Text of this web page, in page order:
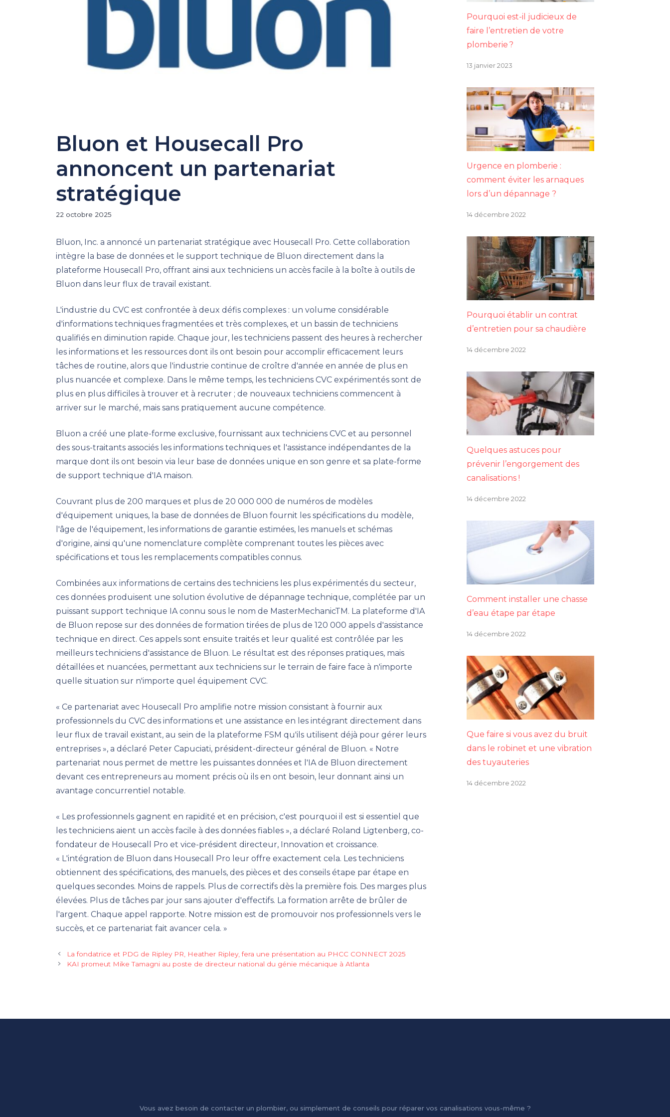
Bluon et Housecall Pro
annoncent un partenariat
stratégique
22 octobre 2025
Bluon, Inc. a annoncé un partenariat stratégique avec Housecall Pro. Cette collaboration
intègre la base de données et le support technique de Bluon directement dans la
plateforme Housecall Pro, offrant ainsi aux techniciens un accès facile à la boîte à outils de
Bluon dans leur flux de travail existant.
L'industrie du CVC est confrontée à deux défis complexes : un volume considérable
d'informations techniques fragmentées et très complexes, et un bassin de techniciens
qualifiés en diminution rapide. Chaque jour, les techniciens passent des heures à rechercher
les informations et les ressources dont ils ont besoin pour accomplir efficacement leurs
tâches de routine, alors que l'industrie continue de croître d'année en année de plus en
plus nuancée et complexe. Dans le même temps, les techniciens CVC expérimentés sont de
plus en plus difficiles à trouver et à recruter ; de nouveaux techniciens commencent à
arriver sur le marché, mais sans pratiquement aucune compétence.
Bluon a créé une plate-forme exclusive, fournissant aux techniciens CVC et au personnel
des sous-traitants associés les informations techniques et l'assistance indépendantes de la
marque dont ils ont besoin via leur base de données unique en son genre et sa plate-forme
de support technique d'IA maison.
Couvrant plus de 200 marques et plus de 20 000 000 de numéros de modèles
d'équipement uniques, la base de données de Bluon fournit les spécifications du modèle,
l'âge de l'équipement, les informations de garantie estimées, les manuels et schémas
d'origine, ainsi qu'une nomenclature complète comprenant toutes les pièces avec
spécifications et tous les remplacements compatibles connus.
Combinées aux informations de certains des techniciens les plus expérimentés du secteur,
ces données produisent une solution évolutive de dépannage technique, complétée par un
puissant support technique IA connu sous le nom de MasterMechanicTM. La plateforme d'IA
de Bluon repose sur des données de formation tirées de plus de 120 000 appels d'assistance
technique en direct. Ces appels sont ensuite traités et leur qualité est contrôlée par les
meilleurs techniciens d'assistance de Bluon. Le résultat est des réponses pratiques, mais
détaillées et nuancées, permettant aux techniciens sur le terrain de faire face à n'importe
quelle situation sur n'importe quel équipement CVC.
« Ce partenariat avec Housecall Pro amplifie notre mission consistant à fournir aux
professionnels du CVC des informations et une assistance en les intégrant directement dans
leur flux de travail existant, au sein de la plateforme FSM qu'ils utilisent déjà pour gérer leurs
entreprises », a déclaré Peter Capuciati, président-directeur général de Bluon. « Notre
partenariat nous permet de mettre les puissantes données et l'IA de Bluon directement
devant ces entrepreneurs au moment précis où ils en ont besoin, leur donnant ainsi un
avantage concurrentiel notable.
« Les professionnels gagnent en rapidité et en précision, c'est pourquoi il est si essentiel que
les techniciens aient un accès facile à des données fiables », a déclaré Roland Ligtenberg, co-
fondateur de Housecall Pro et vice-président directeur, Innovation et croissance.
« L'intégration de Bluon dans Housecall Pro leur offre exactement cela. Les techniciens
obtiennent des spécifications, des manuels, des pièces et des conseils étape par étape en
quelques secondes. Moins de rappels. Plus de correctifs dès la première fois. Des marges plus
élevées. Plus de tâches par jour sans ajouter d'effectifs. La formation arrête de brûler de
l'argent. Chaque appel rapporte. Notre mission est de promouvoir nos professionnels vers le
succès, et ce partenariat fait avancer cela. »
La fondatrice et PDG de Ripley PR, Heather Ripley, fera une présentation au PHCC CONNECT 2025
KAI promeut Mike Tamagni au poste de directeur national du génie mécanique à Atlanta
Pourquoi est-il judicieux de
faire l’entretien de votre
plomberie ?
13 janvier 2023
Urgence en plomberie :
comment éviter les arnaques
lors d’un dépannage ?
14 décembre 2022
Pourquoi établir un contrat
d’entretien pour sa chaudière
14 décembre 2022
Quelques astuces pour
prévenir l’engorgement des
canalisations !
14 décembre 2022
Comment installer une chasse
d’eau étape par étape
14 décembre 2022
Que faire si vous avez du bruit
dans le robinet et une vibration
des tuyauteries
14 décembre 2022
Vous avez besoin de contacter un plombier, ou simplement de conseils pour réparer vos canalisations vous-même ?